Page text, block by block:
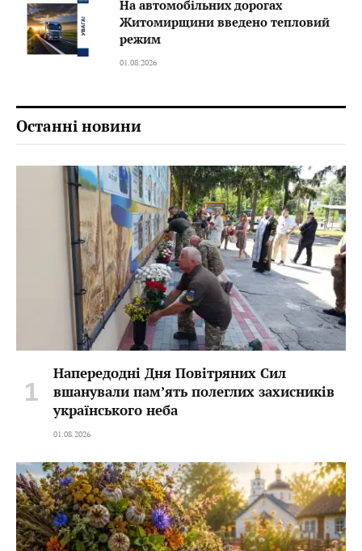
На автомобільних дорогах
Житомирщини введено тепловий
режим
01.08.2026
Останні новини
Напередодні Дня Повітряних Сил
вшанували пам’ять полеглих захисників
українського неба
01.08.2026